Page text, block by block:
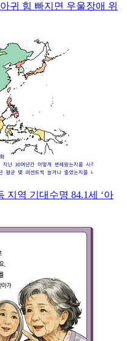
귀 힘 빠지면 우울장애 위
지역 기대수명 84.1세 ‘아